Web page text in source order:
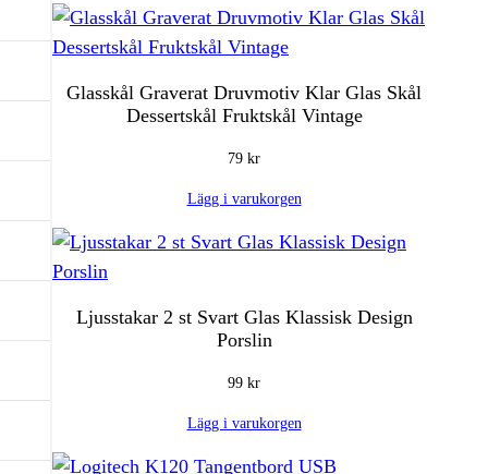
Glasskål Graverat Druvmotiv Klar Glas Skål
Dessertskål Fruktskål Vintage
79 kr
Lägg i varukorgen
Ljusstakar 2 st Svart Glas Klassisk Design
Porslin
99 kr
Lägg i varukorgen